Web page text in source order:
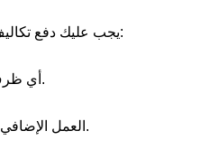
2. يجب عليك دفع تكاليف الاستبدال في الحالات التالية:
* أي ظرف قاهر يتسبب في حدوث ضرر.
* العمل الإضافي والضغط الزائد على قطع الغيار.